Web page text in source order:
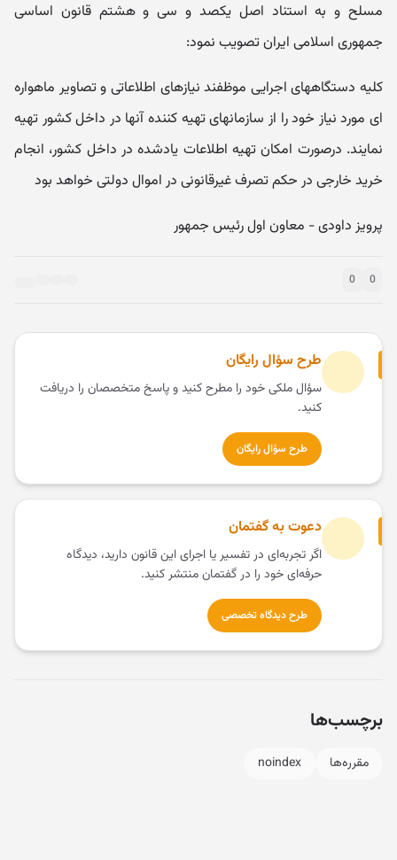
مسلح و به استناد اصل یکصد و سی و هشتم قانون اساسی
جمهوری اسلامی ایران تصویب نمود:
کلیه دستگاههای اجرایی موظفند نیازهای اطلاعاتی و تصاویر ماهواره
ای مورد نیاز خود را از سازمانهای تهیه کننده آنها در داخل کشور تهیه
نمایند. درصورت امکان تهیه اطلاعات یادشده در داخل کشور، انجام
خرید خارجی در حکم تصرف غیرقانونی در اموال دولتی خواهد بود
پرویز داودی - معاون اول رئیس جمهور
0
0
طرح سؤال رایگان
سؤال ملکی خود را مطرح کنید و پاسخ متخصصان را دریافت
کنید.
طرح سؤال رایگان
دعوت به گفتمان
اگر تجربه‌ای در تفسیر یا اجرای این قانون دارید، دیدگاه
حرفه‌ای خود را در گفتمان منتشر کنید.
طرح دیدگاه تخصصی
برچسب‌ها
مقرره‌ها noindex